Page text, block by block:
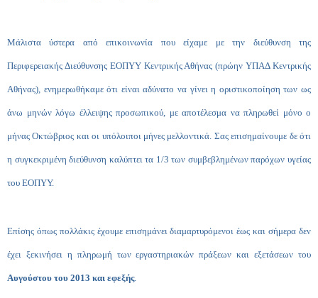
Μάλιστα ύστερα από επικοινωνία που είχαμε με την διεύθυνση της
Περιφερειακής Διεύθυνσης ΕΟΠΥΥ Κεντρικής Αθήνας (πρώην ΥΠΑΔ Κεντρικής
Αθήνας), ενημερωθήκαμε ότι είναι αδύνατο να γίνει η οριστικοποίηση των ως
άνω μηνών λόγω έλλειψης προσωπικού, με αποτέλεσμα να πληρωθεί μόνο ο
μήνας Οκτώβριος και οι υπόλοιποι μήνες μελλοντικά. Σας επισημαίνουμε δε ότι
η συγκεκριμένη διεύθυνση καλύπτει τα 1/3 των συμβεβλημένων παρόχων υγείας
του ΕΟΠΥΥ.
Επίσης όπως πολλάκις έχουμε επισημάνει διαμαρτυρόμενοι έως και σήμερα δεν
έχει ξεκινήσει η πληρωμή των εργαστηριακών πράξεων και εξετάσεων του
Αυγούστου του 2013 και εφεξής.